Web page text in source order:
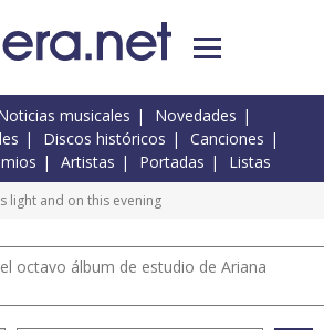
musicales
Novedades
Discos históricos
Canciones
Artistas Portadas Listas
light and on this evening
octavo álbum de estudio de Ariana